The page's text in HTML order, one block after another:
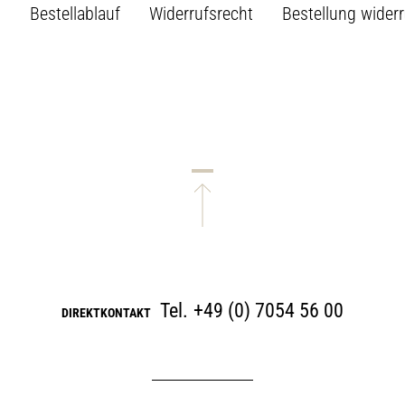
Bestellablauf Widerrufsrecht Bestellung
DIREKTKONTAKT Tel. +49 (0) 7054 56 00